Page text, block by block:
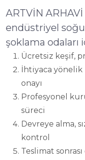
ARTVİN
endüstriyel
şoklama odaları
Ücretsiz keşif,
İhtiyaca
onayı
Profesyonel
süreci
Devreye alma,
kontrol
Teslimat